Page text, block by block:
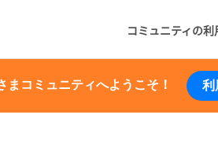
コミュニティの利
コミュニティへようこそ！ 利